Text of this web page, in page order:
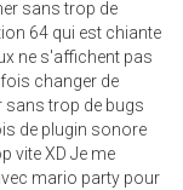
sans trop de
64 qui est chiante
ne s'affichent pas
changer de
sans trop de bugs
de plugin sonore
vite XD Je me
mario party pour